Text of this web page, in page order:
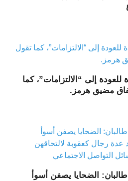
للعودة إلى “الالتزامات”، كما
مضيق هرمز.
طالبان: الضحايا يصفن أسوأ